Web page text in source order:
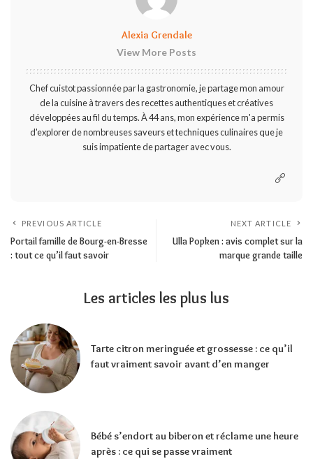
Alexia Grendale
View More Posts
Chef cuistot passionnée par la gastronomie, je partage mon amour
de la cuisine à travers des recettes authentiques et créatives
développées au fil du temps. À 44 ans, mon expérience m'a permis
d'explorer de nombreuses saveurs et techniques culinaires que je
suis impatiente de partager avec vous.
PREVIOUS ARTICLE
Portail famille de Bourg-en-Bresse
: tout ce qu’il faut savoir
NEXT ARTICLE
Ulla Popken : avis complet sur la
marque grande taille
Les articles les plus lus
Tarte citron meringuée et grossesse : ce qu’il
faut vraiment savoir avant d’en manger
Bébé s’endort au biberon et réclame une heure
après : ce qui se passe vraiment